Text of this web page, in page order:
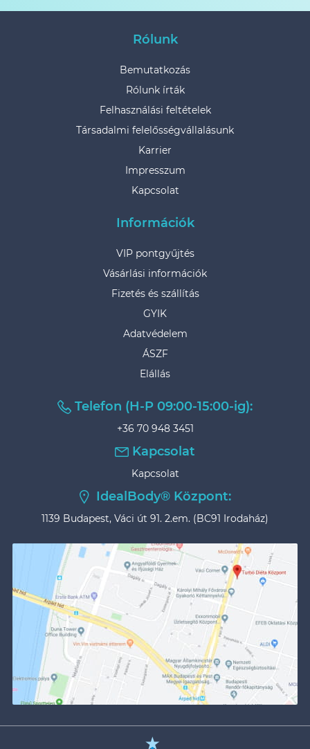
Rólunk
Bemutatkozás
Rólunk írták
Felhasználási feltételek
Társadalmi felelősségvállalásunk
Karrier
Impresszum
Kapcsolat
Információk
VIP pontgyűjtés
Vásárlási információk
Fizetés és szállítás
GYIK
Adatvédelem
ÁSZF
Elállás
Telefon (H-P 09:00-15:00-ig):
+36 70 948 3451
Kapcsolat
Kapcsolat
IdealBody® Központ:
1139 Budapest, Váci út 91. 2.em. (BC91 Irodaház)